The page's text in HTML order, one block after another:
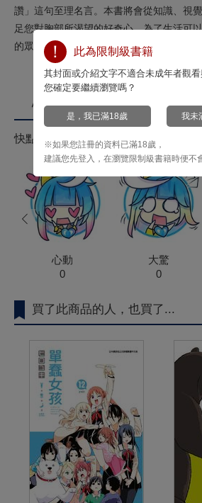
讚」這句至理名言。本書將會從知識、視
足您對胸部所渴望的好奇心。為了生活可
的眾紳士們，請盡情享用本書中的各式雙峰
心情投票
快點來按心情投票拿菁點！
心動
0
大驚
0
prev
買了此商品的人，也買了...
此為限制級書籍
其封面或介紹文字不適合未成年者觀看
您確定要繼續瀏覽嗎？
是，我已滿18歲 我未
※如果您註冊的資料已滿18歲，
建議您先登入，在瀏覽限制級書籍時便不